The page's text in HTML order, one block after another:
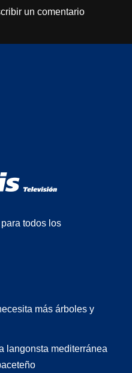
un comentario
todos los
más árboles y
langonsta mediterránea